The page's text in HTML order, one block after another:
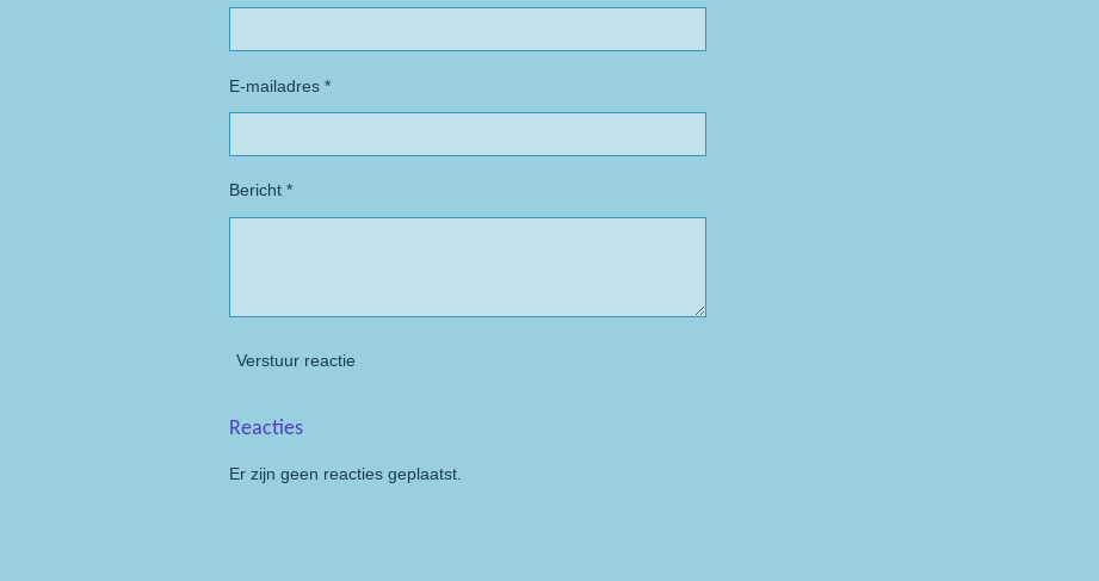
E-mailadres *
Bericht *
Verstuur reactie
Reacties
Er zijn geen reacties geplaatst.